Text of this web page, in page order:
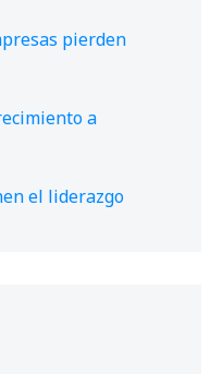
pierden
a
el liderazgo